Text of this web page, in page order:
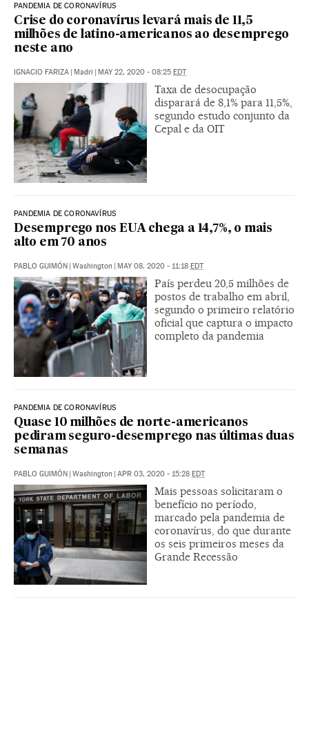
PANDEMIA DE CORONAVÍRUS
Crise do coronavírus levará mais de 11,5
milhões de latino-americanos ao desemprego
neste ano
IGNACIO FARIZA | Madri | MAY 22, 2020 - 08:25 EDT
Taxa de desocupação
disparará de 8,1% para 11,5%,
segundo estudo conjunto da
Cepal e da OIT
PANDEMIA DE CORONAVÍRUS
Desemprego nos EUA chega a 14,7%, o mais
alto em 70 anos
PABLO GUIMÓN | Washington | MAY 08, 2020 - 11:18 EDT
País perdeu 20,5 milhões de
postos de trabalho em abril,
segundo o primeiro relatório
oficial que captura o impacto
completo da pandemia
PANDEMIA DE CORONAVÍRUS
Quase 10 milhões de norte-americanos
pediram seguro-desemprego nas últimas duas
semanas
PABLO GUIMÓN | Washington | APR 03, 2020 - 15:28 EDT
Mais pessoas solicitaram o
benefício no período,
marcado pela pandemia de
coronavírus, do que durante
os seis primeiros meses da
Grande Recessão